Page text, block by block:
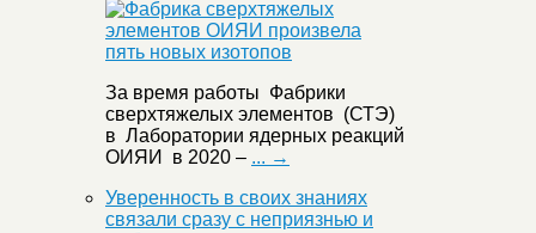
За время работы Фабрики
сверхтяжелых элементов (СТЭ)
в Лаборатории ядерных реакций
ОИЯИ в 2020 – ... →
Уверенность в своих знаниях
связали сразу с неприязнью и